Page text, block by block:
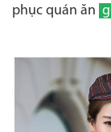
phục quán ăn